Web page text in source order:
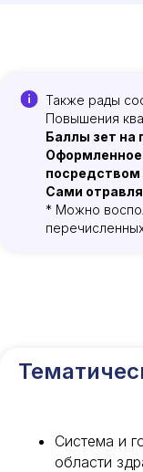
Также рады
Повышения
Баллы зет на
Оформленное
Сами
* Можно
Система и
области